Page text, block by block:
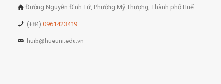
Đường Nguyễn Đình Tứ, Phường Mỹ Thượng, Thành phố Huế
(+84)0961423419
huib@hueuni.edu.vn